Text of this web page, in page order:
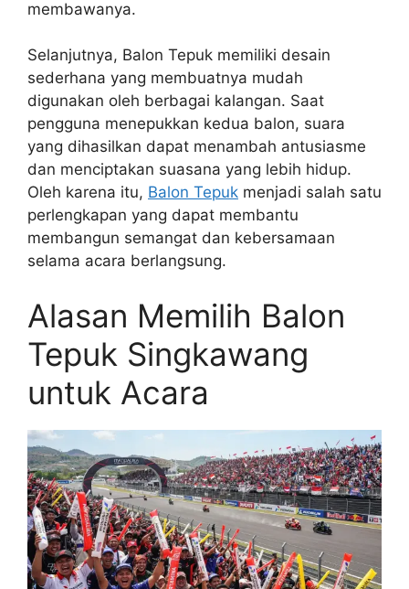
membawanya.
Selanjutnya, Balon Tepuk memiliki desain
sederhana yang membuatnya mudah
digunakan oleh berbagai kalangan. Saat
pengguna menepukkan kedua balon, suara
yang dihasilkan dapat menambah antusiasme
dan menciptakan suasana yang lebih hidup.
Oleh karena itu, Balon Tepuk menjadi salah satu
perlengkapan yang dapat membantu
membangun semangat dan kebersamaan
selama acara berlangsung.
Alasan Memilih Balon
Tepuk Singkawang
untuk Acara